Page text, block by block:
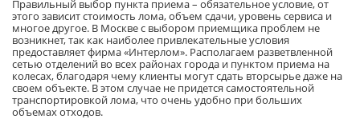
Правильный выбор пункта приема – обязательное условие, от
этого зависит стоимость лома, объем сдачи, уровень сервиса и
многое другое. В Москве с выбором приемщика проблем не
возникнет, так как наиболее привлекательные условия
предоставляет фирма «Интерлом». Располагаем разветвленной
сетью отделений во всех районах города и пунктом приема на
колесах, благодаря чему клиенты могут сдать вторсырье даже на
своем объекте. В этом случае не придется самостоятельной
транспортировкой лома, что очень удобно при больших
объемах отходов.